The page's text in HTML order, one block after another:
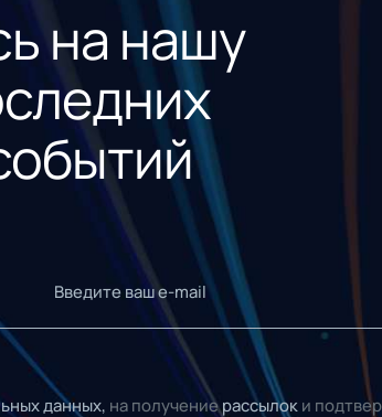
на нашу
данных, на получениерассылок и